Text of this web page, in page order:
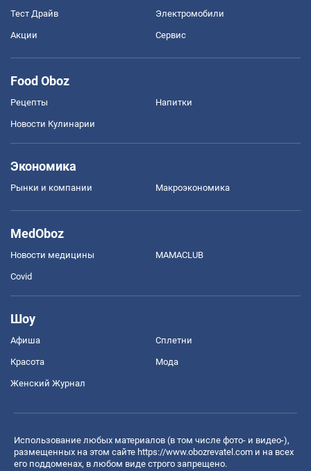
Тест Драйв Электромобили
Акции Сервис
Food Oboz
Рецепты Напитки
Новости Кулинарии
Экономика
Рынки и компании Mакроэкономика
MedOboz
Новости медицины MAMACLUB
Covid
Шоу
Афиша Сплетни
Красота Мода
Женский Журнал
Использование любых материалов (в том числе фото- и видео-),
размещенных на этом сайте https://www.obozrevatel.com и на всех
его поддоменах, в любом виде строго запрещено.